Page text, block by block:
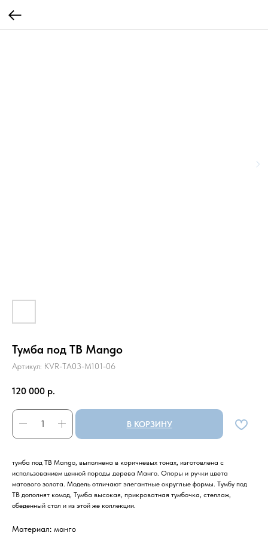
Тумба под ТВ Mango
Артикул: KVR-TA03-M101-06
120 000 р.
В КОРЗИНУ
тумба под ТВ Mango, выполнена в коричневых тонах, изготовлена с
использованием ценной породы дерева Манго. Опоры и ручки цвета
матового золота. Модель отличают элегантные округлые формы. Тумбу под
ТВ дополнят комод, Тумба высокая, прикроватная тумбочка, стеллаж,
обеденный стол и из этой же коллекции.
Материал: манго